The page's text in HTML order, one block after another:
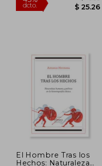
El Hombre Tras los
Hechos: Naturaleza